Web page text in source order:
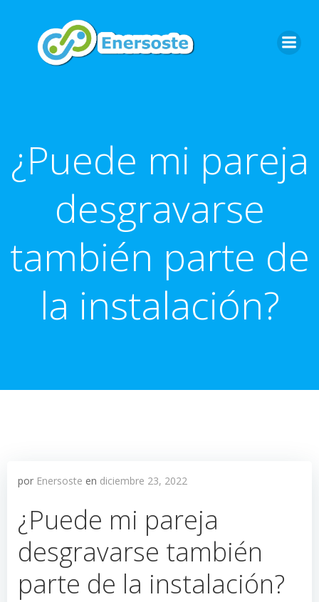
contenido
¿Puede mi pareja
desgravarse
también parte de
la instalación?
por Enersoste en diciembre 23, 2022
¿Puede mi pareja
desgravarse también
parte de la instalación?